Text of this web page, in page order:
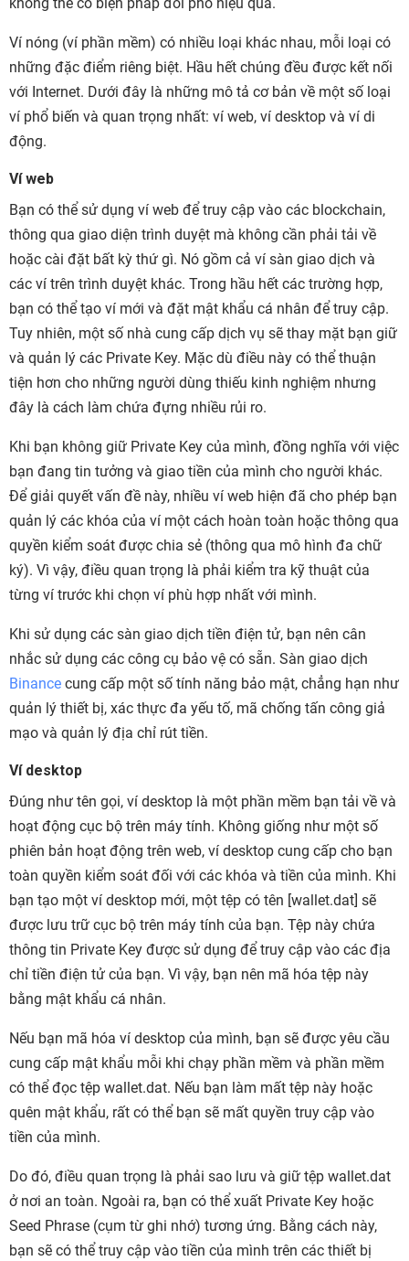
Ví nóng (ví phần mềm) có nhiều loại khác nhau, mỗi loại có
những đặc điểm riêng biệt. Hầu hết chúng đều được kết nối
với Internet. Dưới đây là những mô tả cơ bản về một số loại
ví phổ biến và quan trọng nhất: ví web, ví desktop và ví di
động.
Ví web
Bạn có thể sử dụng ví web để truy cập vào các blockchain,
thông qua giao diện trình duyệt mà không cần phải tải về
hoặc cài đặt bất kỳ thứ gì. Nó gồm cả ví sàn giao dịch và
các ví trên trình duyệt khác. Trong hầu hết các trường hợp,
bạn có thể tạo ví mới và đặt mật khẩu cá nhân để truy cập.
Tuy nhiên, một số nhà cung cấp dịch vụ sẽ thay mặt bạn giữ
và quản lý các Private Key. Mặc dù điều này có thể thuận
tiện hơn cho những người dùng thiếu kinh nghiệm nhưng
đây là cách làm chứa đựng nhiều rủi ro.
Khi bạn không giữ Private Key của mình, đồng nghĩa với việc
bạn đang tin tưởng và giao tiền của mình cho người khác.
Để giải quyết vấn đề này, nhiều ví web hiện đã cho phép bạn
quản lý các khóa của ví một cách hoàn toàn hoặc thông qua
quyền kiểm soát được chia sẻ (thông qua mô hình đa chữ
ký). Vì vậy, điều quan trọng là phải kiểm tra kỹ thuật của
từng ví trước khi chọn ví phù hợp nhất với mình.
Khi sử dụng các sàn giao dịch tiền điện tử, bạn nên cân
nhắc sử dụng các công cụ bảo vệ có sẵn. Sàn giao dịch
Binance cung cấp một số tính năng bảo mật, chẳng hạn như
quản lý thiết bị, xác thực đa yếu tố, mã chống tấn công giả
mạo và quản lý địa chỉ rút tiền.
Ví desktop
Đúng như tên gọi, ví desktop là một phần mềm bạn tải về và
hoạt động cục bộ trên máy tính. Không giống như một số
phiên bản hoạt động trên web, ví desktop cung cấp cho bạn
toàn quyền kiểm soát đối với các khóa và tiền của mình. Khi
bạn tạo một ví desktop mới, một tệp có tên [wallet.dat] sẽ
được lưu trữ cục bộ trên máy tính của bạn. Tệp này chứa
thông tin Private Key được sử dụng để truy cập vào các địa
chỉ tiền điện tử của bạn. Vì vậy, bạn nên mã hóa tệp này
bằng mật khẩu cá nhân.
Nếu bạn mã hóa ví desktop của mình, bạn sẽ được yêu cầu
cung cấp mật khẩu mỗi khi chạy phần mềm và phần mềm
có thể đọc tệp wallet.dat. Nếu bạn làm mất tệp này hoặc
quên mật khẩu, rất có thể bạn sẽ mất quyền truy cập vào
tiền của mình.
Do đó, điều quan trọng là phải sao lưu và giữ tệp wallet.dat
ở nơi an toàn. Ngoài ra, bạn có thể xuất Private Key hoặc
Seed Phrase (cụm từ ghi nhớ) tương ứng. Bằng cách này,
bạn sẽ có thể truy cập vào tiền của mình trên các thiết bị